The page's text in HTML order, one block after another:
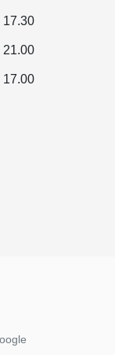
17.30
21.00
17.00